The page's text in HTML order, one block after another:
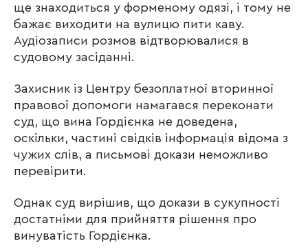
ще знаходиться у форменому одязі, і тому не
бажає виходити на вулицю пити каву.
Аудіозаписи розмов відтворювалися в
судовому засіданні.
Захисник із Центру безоплатної вторинної
правової допомоги намагався переконати
суд, що вина Гордієнка не доведена,
оскільки, частині свідків інформація відома з
чужих слів, а письмові докази неможливо
перевірити.
Однак суд вирішив, що докази в сукупності
достатніми для прийняття рішення про
винуватість Гордієнка.